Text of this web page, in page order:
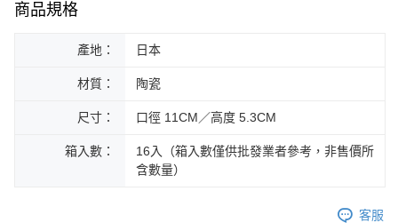
商品規格
產地： 日本
材質： 陶瓷
尺寸： 口徑 11CM／高度 5.3CM
箱入數：
16入（箱入數僅供批發業者參考，非售價所
含數量）
客服